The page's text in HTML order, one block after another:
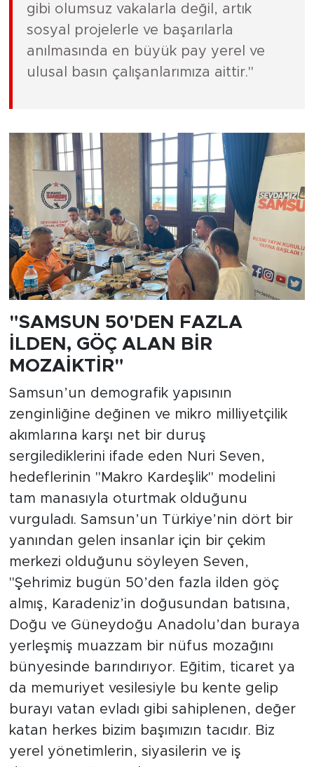
gibi olumsuz vakalarla değil, artık
sosyal projelerle ve başarılarla
anılmasında en büyük pay yerel ve
ulusal basın çalışanlarımıza aittir."
"SAMSUN 50'DEN FAZLA
İLDEN, GÖÇ ALAN BİR
MOZAİKTİR"
Samsun’un demografik yapısının
zenginliğine değinen ve mikro milliyetçilik
akımlarına karşı net bir duruş
sergilediklerini ifade eden Nuri Seven,
hedeflerinin "Makro Kardeşlik" modelini
tam manasıyla oturtmak olduğunu
vurguladı. Samsun’un Türkiye’nin dört bir
yanından gelen insanlar için bir çekim
merkezi olduğunu söyleyen Seven,
"Şehrimiz bugün 50’den fazla ilden göç
almış, Karadeniz’in doğusundan batısına,
Doğu ve Güneydoğu Anadolu’dan buraya
yerleşmiş muazzam bir nüfus mozağını
bünyesinde barındırıyor. Eğitim, ticaret ya
da memuriyet vesilesiyle bu kente gelip
burayı vatan evladı gibi sahiplenen, değer
katan herkes bizim başımızın tacıdır. Biz
yerel yönetimlerin, siyasilerin ve iş